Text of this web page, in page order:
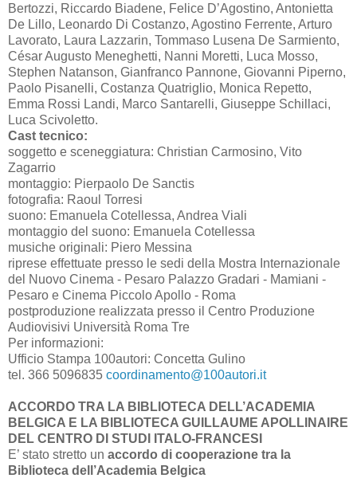
Bertozzi, Riccardo Biadene, Felice D’Agostino, Antonietta
De Lillo, Leonardo Di Costanzo, Agostino Ferrente, Arturo
Lavorato, Laura Lazzarin, Tommaso Lusena De Sarmiento,
César Augusto Meneghetti, Nanni Moretti, Luca Mosso,
Stephen Natanson, Gianfranco Pannone, Giovanni Piperno,
Paolo Pisanelli, Costanza Quatriglio, Monica Repetto,
Emma Rossi Landi, Marco Santarelli, Giuseppe Schillaci,
Luca Scivoletto.
Cast tecnico:
soggetto e sceneggiatura: Christian Carmosino, Vito
Zagarrio
montaggio: Pierpaolo De Sanctis
fotografia: Raoul Torresi
suono: Emanuela Cotellessa, Andrea Viali
montaggio del suono: Emanuela Cotellessa
musiche originali: Piero Messina
riprese effettuate presso le sedi della Mostra Internazionale
del Nuovo Cinema - Pesaro Palazzo Gradari - Mamiani -
Pesaro e Cinema Piccolo Apollo - Roma
postproduzione realizzata presso il Centro Produzione
Audiovisivi Università Roma Tre
Per informazioni:
Ufficio Stampa 100autori: Concetta Gulino
tel. 366 5096835 coordinamento@100autori.it
ACCORDO TRA LA BIBLIOTECA DELL’ACADEMIA
BELGICA E LA BIBLIOTECA GUILLAUME APOLLINAIRE
DEL CENTRO DI STUDI ITALO-FRANCESI
E’ stato stretto un accordo di cooperazione tra la
Biblioteca dell’Academia Belgica